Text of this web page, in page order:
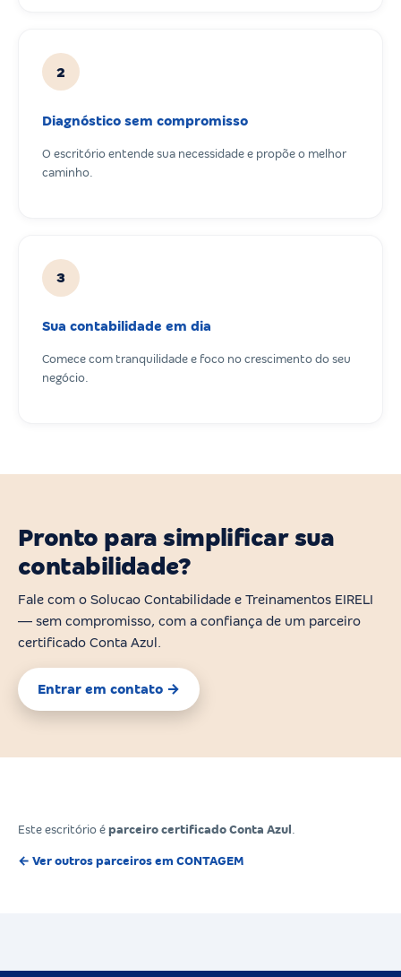
2
Diagnóstico sem compromisso
O escritório entende sua necessidade e propõe o melhor
caminho.
3
Sua contabilidade em dia
Comece com tranquilidade e foco no crescimento do seu
negócio.
Pronto para simplificar sua
contabilidade?
Fale com o Solucao Contabilidade e Treinamentos EIRELI
— sem compromisso, com a confiança de um parceiro
certificado Conta Azul.
Entrar em contato →
Este escritório é parceiro certificado Conta Azul
← Ver outros parceiros em CONTAGEM